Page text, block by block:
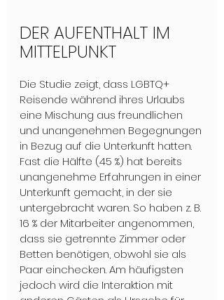
DER AUFENTHALT IM
MITTELPUNKT
Die Studie zeigt, dass LGBTQ+
Reisende während ihres Urlaubs
eine Mischung aus freundlichen
und unangenehmen Begegnungen
in Bezug auf die Unterkunft hatten.
Fast die Hälfte (45 %) hat bereits
unangenehme Erfahrungen in einer
Unterkunft gemacht, in der sie
untergebracht waren. So haben z. B.
16 % der Mitarbeiter angenommen,
dass sie getrennte Zimmer oder
Betten benötigen, obwohl sie als
Paar einchecken. Am häufigsten
jedoch wird die Interaktion mit